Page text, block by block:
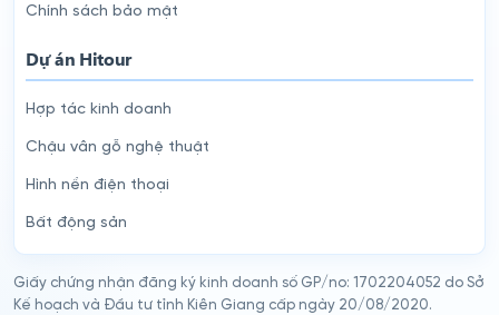
Chính sách bảo mật
Dự án Hitour
Hợp tác kinh doanh
Chậu vân gỗ nghệ thuật
Hình nền điện thoại
Bất động sản
Giấy chứng nhận đăng ký kinh doanh số GP/no: 1702204052 do Sở
Kế hoạch và Đầu tư tỉnh Kiên Giang cấp ngày 20/08/2020.